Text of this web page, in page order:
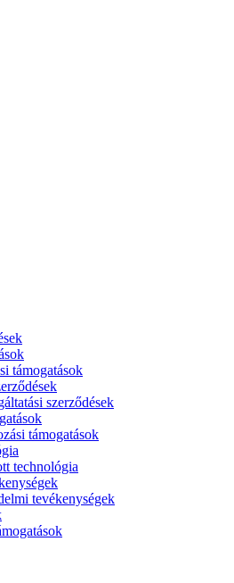
támogatások
szerződések
támogatások
technológia
tevékenységek